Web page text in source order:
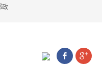
政